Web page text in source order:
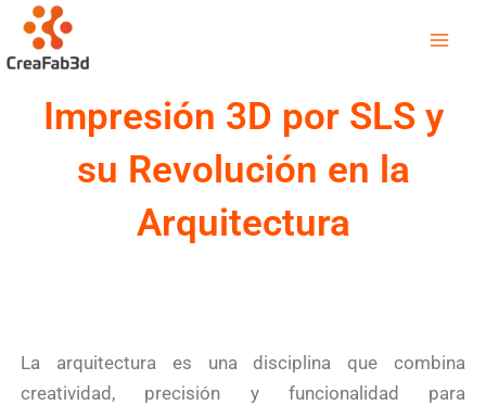
contenido
Impresión 3D por SLS y
su Revolución en la
Arquitectura
La arquitectura es una disciplina que combina
creatividad, precisión y funcionalidad para